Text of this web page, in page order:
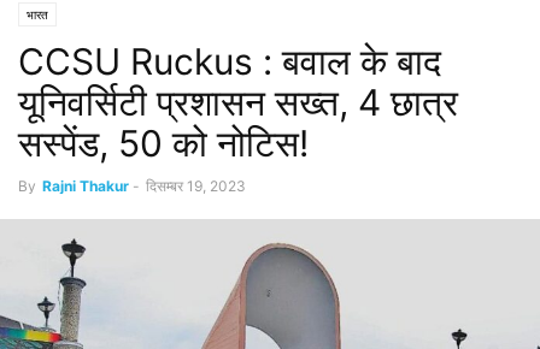
भारत
CCSU Ruckus : बवाल के बाद
यूनिवर्सिटी प्रशासन सख्त, 4 छात्र
सस्पेंड, 50 को नोटिस!
By Rajni Thakur - दिसम्बर 19, 2023